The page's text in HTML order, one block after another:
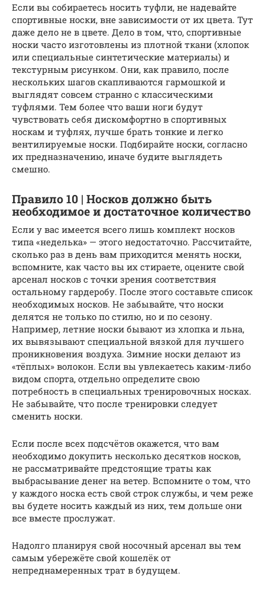
Если вы собираетесь носить туфли, не надевайте
спортивные носки, вне зависимости от их цвета. Тут
даже дело не в цвете. Дело в том, что, спортивные
носки часто изготовлены из плотной ткани (хлопок
или специальные синтетические материалы) и
текстурным рисунком. Они, как правило, после
нескольких шагов скапливаются гармошкой и
выглядят совсем странно с классическими
туфлями. Тем более что ваши ноги будут
чувствовать себя дискомфортно в спортивных
носкам и туфлях, лучше брать тонкие и легко
вентилируемые носки. Подбирайте носки, согласно
их предназначению, иначе будите выглядеть
смешно.
Правило 10 | Носков должно быть
необходимое и достаточное количество
Если у вас имеется всего лишь комплект носков
типа «неделька» — этого недостаточно. Рассчитайте,
сколько раз в день вам приходится менять носки,
вспомните, как часто вы их стираете, оцените свой
арсенал носков с точки зрения соответствия
остальному гардеробу. После этого составьте список
необходимых носков. Не забывайте, что носки
делятся не только по стилю, но и по сезону.
Например, летние носки бывают из хлопка и льна,
их вывязывают специальной вязкой для лучшего
проникновения воздуха. Зимние носки делают из
«тёплых» волокон. Если вы увлекаетесь каким-либо
видом спорта, отдельно определите свою
потребность в специальных тренировочных носках.
Не забывайте, что после тренировки следует
сменить носки.
Если после всех подсчётов окажется, что вам
необходимо докупить несколько десятков носков,
не рассматривайте предстоящие траты как
выбрасывание денег на ветер. Вспомните о том, что
у каждого носка есть свой строк службы, и чем реже
вы будете носить каждый из них, тем дольше они
все вместе прослужат.
Надолго планируя свой носочный арсенал вы тем
самым убережёте свой кошелёк от
непреднамеренных трат в будущем.